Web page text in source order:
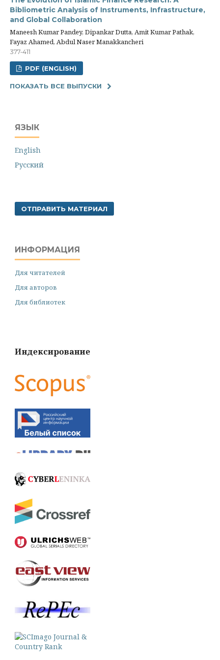
Bibliometric Analysis of Instruments, Infrastructure,
and Global Collaboration
Maneesh Kumar Pandey, Dipankar Dutta, Amit Kumar Pathak,
Fayaz Ahamed, Abdul Naser Manakkancheri
377-411
PDF (ENGLISH)
ПОКАЗАТЬ ВСЕ ВЫПУСКИ
ЯЗЫК
English
Русский
ОТПРАВИТЬ МАТЕРИАЛ
ИНФОРМАЦИЯ
Для читателей
Для авторов
Для библиотек
Индексирование